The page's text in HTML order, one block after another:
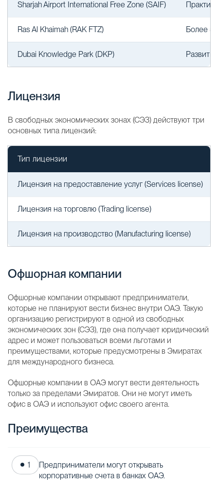
Sharjah Airport International Free Zone (SAIF)
Ras Al Khaimah (RAK FTZ) Более
Dubai Knowledge Park (DKP)
Лицензия
В свободных экономических зонах (СЭЗ) действуют три
основных типа лицензий:
Тип лицензии
Лицензия на предоставление услуг (Services license)
Лицензия на торговлю (Trading license)
Лицензия на производство (Manufacturing license)
Офшорная компании
Офшорные компании открывают предприниматели,
которые не планируют вести бизнес внутри ОАЭ. Такую
организацию регистрируют в одной из свободных
экономических зон (СЭЗ), где она получает юридический
адрес и может пользоваться всеми льготами и
преимуществами, которые предусмотрены в Эмиратах
для международного бизнеса.
Офшорные компании в ОАЭ могут вести деятельность
только за пределами Эмиратов. Они не могут иметь
офис в ОАЭ и используют офис своего агента.
Преимущества
Предприниматели могут открывать
корпоративные счета в банках ОАЭ.